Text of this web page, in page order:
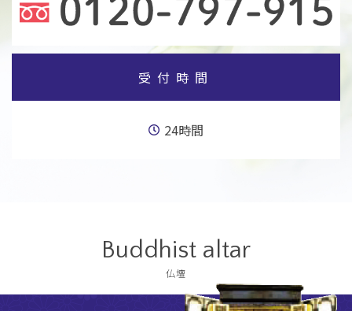
受付時間
24時間
Buddhist altar
仏壇